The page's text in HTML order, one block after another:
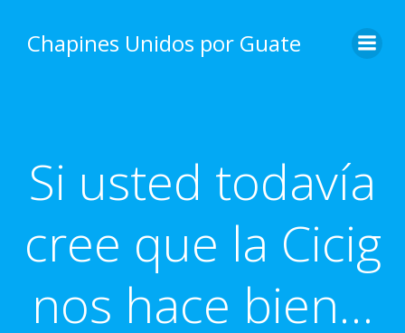
content
Chapines Unidos por Guate
Si usted todavía
cree que la Cicig
nos hace bien…